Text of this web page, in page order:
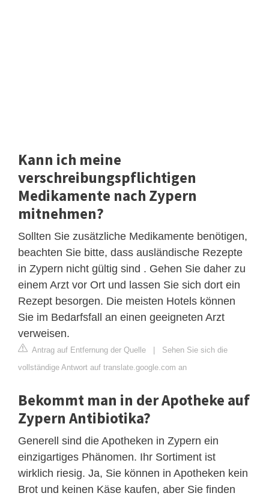
Kann ich meine
verschreibungspflichtigen
Medikamente nach Zypern
mitnehmen?
Sollten Sie zusätzliche Medikamente benötigen,
beachten Sie bitte, dass ausländische Rezepte
in Zypern nicht gültig sind . Gehen Sie daher zu
einem Arzt vor Ort und lassen Sie sich dort ein
Rezept besorgen. Die meisten Hotels können
Sie im Bedarfsfall an einen geeigneten Arzt
verweisen.
Antrag auf Entfernung der Quelle | Sehen Sie sich die
vollständige Antwort auf translate.google.com an
Bekommt man in der Apotheke auf
Zypern Antibiotika?
Generell sind die Apotheken in Zypern ein
einzigartiges Phänomen. Ihr Sortiment ist
wirklich riesig. Ja, Sie können in Apotheken kein
Brot und keinen Käse kaufen, aber Sie finden